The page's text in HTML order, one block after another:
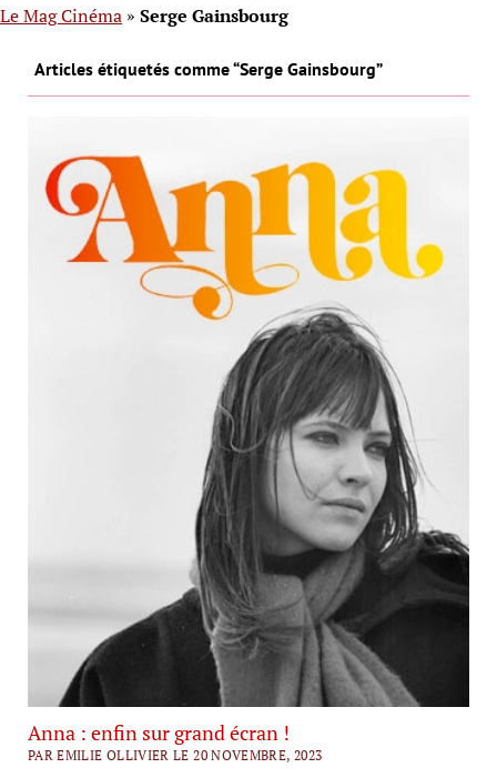
Le Mag Cinéma » Serge Gainsbourg
Articles étiquetés comme “Serge Gainsbourg”
Anna : enfin sur grand écran !
PAR EMILIE OLLIVIER LE 20 NOVEMBRE, 2023